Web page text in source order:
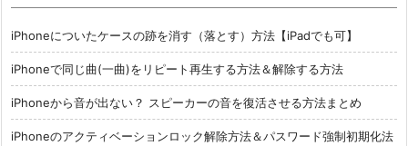
iPhoneについたケースの跡を消す（落とす）方法【iPadでも可】
iPhoneで同じ曲(一曲)をリピート再生する方法＆解除する方法
iPhoneから音が出ない？ スピーカーの音を復活させる方法まとめ
iPhoneのアクティベーションロック解除方法＆パスワード強制初期化法